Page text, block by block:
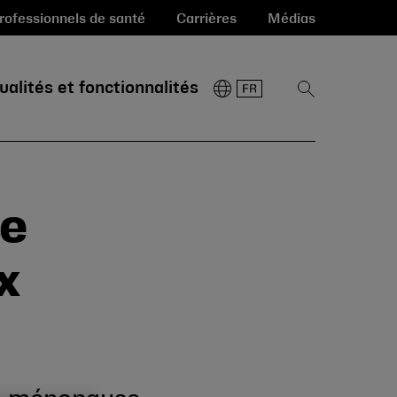
de santé Carrières Médias
et fonctionnalités
Afficher